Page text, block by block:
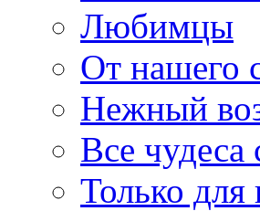
Любимцы
От нашего
Нежный
Все чудеса
Только для